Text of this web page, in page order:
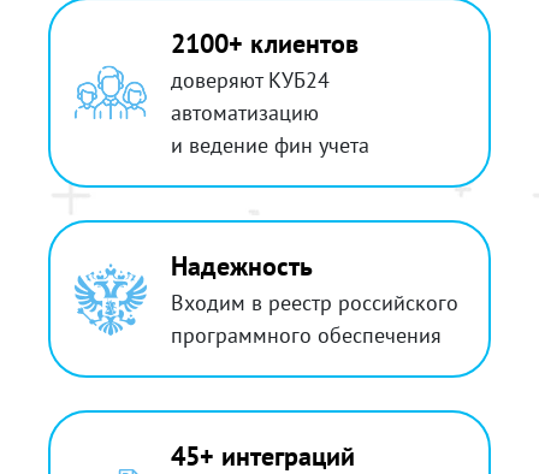
2100+ клиентов
доверяют КУБ24
автоматизацию
и ведение фин учета
Надежность
Входим в реестр российского
программного обеспечения
45+ интеграций